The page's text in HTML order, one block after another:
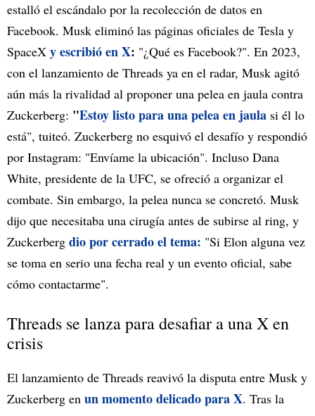
estalló el escándalo por la recolección de datos en
Facebook. Musk eliminó las páginas oficiales de Tesla y
SpaceX y escribió en X: "¿Qué es Facebook?". En 2023,
con el lanzamiento de Threads ya en el radar, Musk agitó
aún más la rivalidad al proponer una pelea en jaula contra
Zuckerberg: "Estoy listo para una pelea en jaula si él lo
está", tuiteó. Zuckerberg no esquivó el desafío y respondió
por Instagram: "Envíame la ubicación". Incluso Dana
White, presidente de la UFC, se ofreció a organizar el
combate. Sin embargo, la pelea nunca se concretó. Musk
dijo que necesitaba una cirugía antes de subirse al ring, y
Zuckerberg dio por cerrado el tema: "Si Elon alguna vez
se toma en serio una fecha real y un evento oficial, sabe
cómo contactarme".
Threads se lanza para desafiar a una X en
crisis
El lanzamiento de Threads reavivó la disputa entre Musk y
Zuckerberg en un momento delicado para X. Tras la